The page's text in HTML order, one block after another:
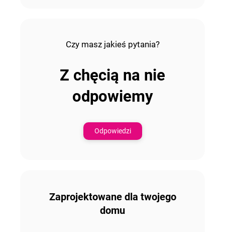
Czy masz jakieś pytania?
Z chęcią na nie
odpowiemy
Odpowiedzi
Zaprojektowane dla twojego
domu